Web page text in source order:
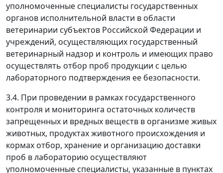
уполномоченные специалисты государственных
органов исполнительной власти в области
ветеринарии субъектов Российской Федерации и
учреждений, осуществляющих государственный
ветеринарный надзор и контроль и имеющих право
осуществлять отбор проб продукции с целью
лабораторного подтверждения ее безопасности.
3.4. При проведении в рамках государственного
контроля и мониторинга остаточных количеств
запрещенных и вредных веществ в организме живых
животных, продуктах животного происхождения и
кормах отбор, хранение и организацию доставки
проб в лабораторию осуществляют
уполномоченные специалисты, указанные в пунктах